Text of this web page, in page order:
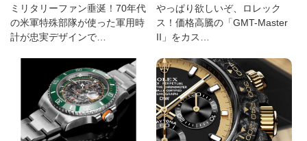
ミリタリーファン垂涎！70年代
の米軍特殊部隊が使った軍用時
計が忠実デザインで…
やっぱり欲しいぞ、ロレック
ス！価格高騰の「GMT-Master
II」をカス…